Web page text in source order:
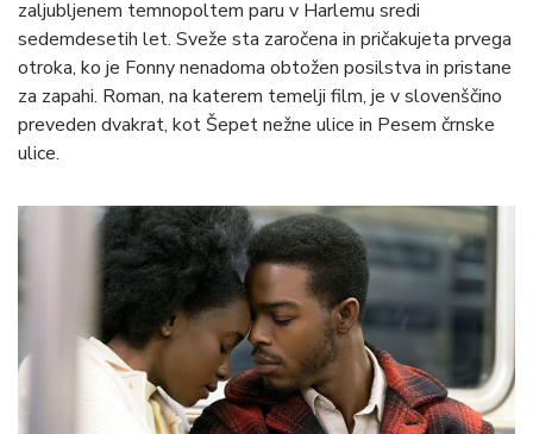
zaljubljenem temnopoltem paru v Harlemu sredi
sedemdesetih let. Sveže sta zaročena in pričakujeta prvega
otroka, ko je Fonny nenadoma obtožen posilstva in pristane
za zapahi. Roman, na katerem temelji film, je v slovenščino
preveden dvakrat, kot Šepet nežne ulice in Pesem črnske
ulice.